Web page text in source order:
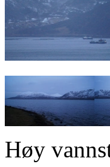
Høy